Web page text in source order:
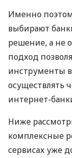
Именно
выбирают
решение, а не
подход
инструменты
осуществлять
интернет-
Ниже
комплексные
сервисах уже